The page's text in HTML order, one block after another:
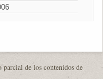
de los contenidos de